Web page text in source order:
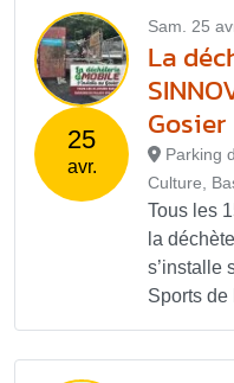
25
avr.
Sam. 25
La
Gosier
Parking
Culture,
Tous les
la
s’installe
Sports de